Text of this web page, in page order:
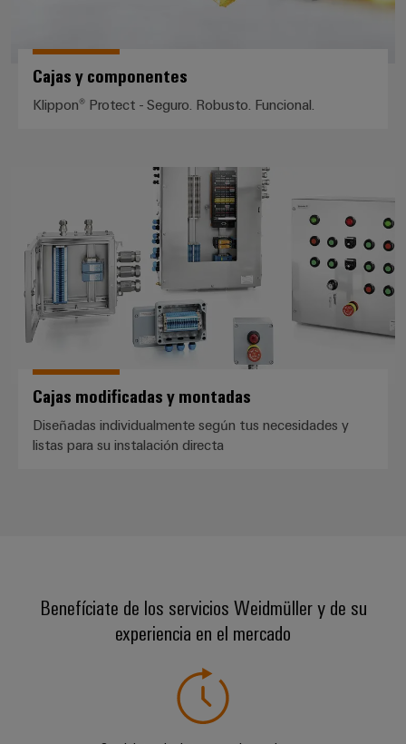
Cajas y componentes
Klippon® Protect - Seguro. Robusto. Funcional.
Cajas modificadas y montadas
Cajas modificadas y montadas
Diseñadas individualmente según tus necesidades y
listas para su instalación directa
Benefíciate de los servicios Weidmüller y de su
experiencia en el mercado